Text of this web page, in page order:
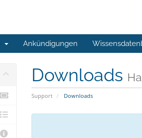
Ankündigungen
Downloads
Support Downloads